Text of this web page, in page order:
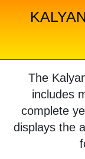
The
includes
complete
displays the